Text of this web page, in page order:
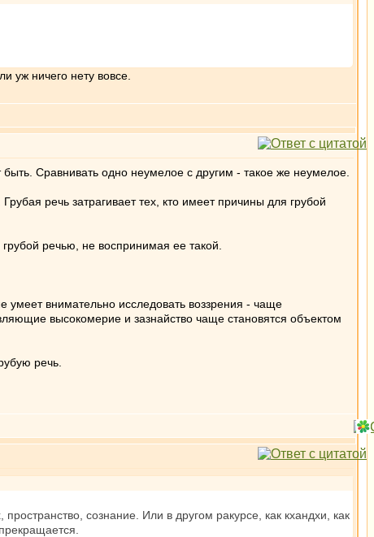
уж ничего нету вовсе.
Сравнивать одно неумелое с другим - такое же неумелое.
речь затрагивает тех, кто имеет причины для грубой
речью, не воспринимая ее такой.
умеет внимательно исследовать воззрения - чаще
высокомерие и зазнайство чаще становятся объектом
речь.
сознание. Или в другом ракурсе, как кхандхи, как